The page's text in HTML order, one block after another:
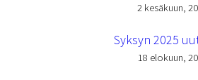
2 kesäkuun,
Syksyn 2025
18 elokuun,